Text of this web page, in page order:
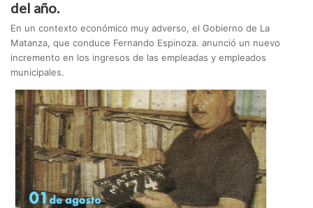
del año.
En un contexto económico muy adverso, el Gobierno de La
Matanza, que conduce Fernando Espinoza. anunció un nuevo
incremento en los ingresos de las empleadas y empleados
municipales.